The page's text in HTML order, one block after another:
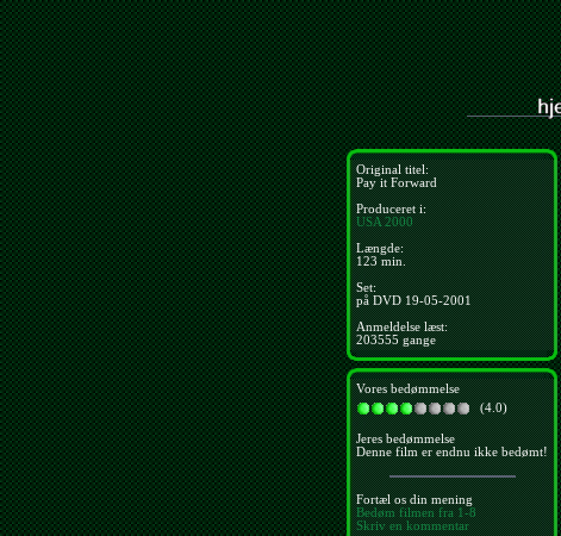
Original titel:
Pay it Forward
Produceret i:
USA 2000
Længde:
123 min.
Set:
på DVD 19-05-2001
Anmeldelse læst:
203555 gange
Vores bedømmelse
(4.0)
Jeres bedømmelse
Denne film er endnu ikke bedømt!
Fortæl os din mening
Bedøm filmen fra 1-8
Skriv en kommentar